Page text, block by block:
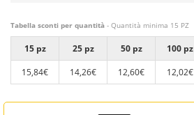
Tabella sconti per quantità - Quantità minima 15 PZ
15 pz 25 pz 50 pz 100 pz
15,84€
14,26€ 12,60€ 12,02€